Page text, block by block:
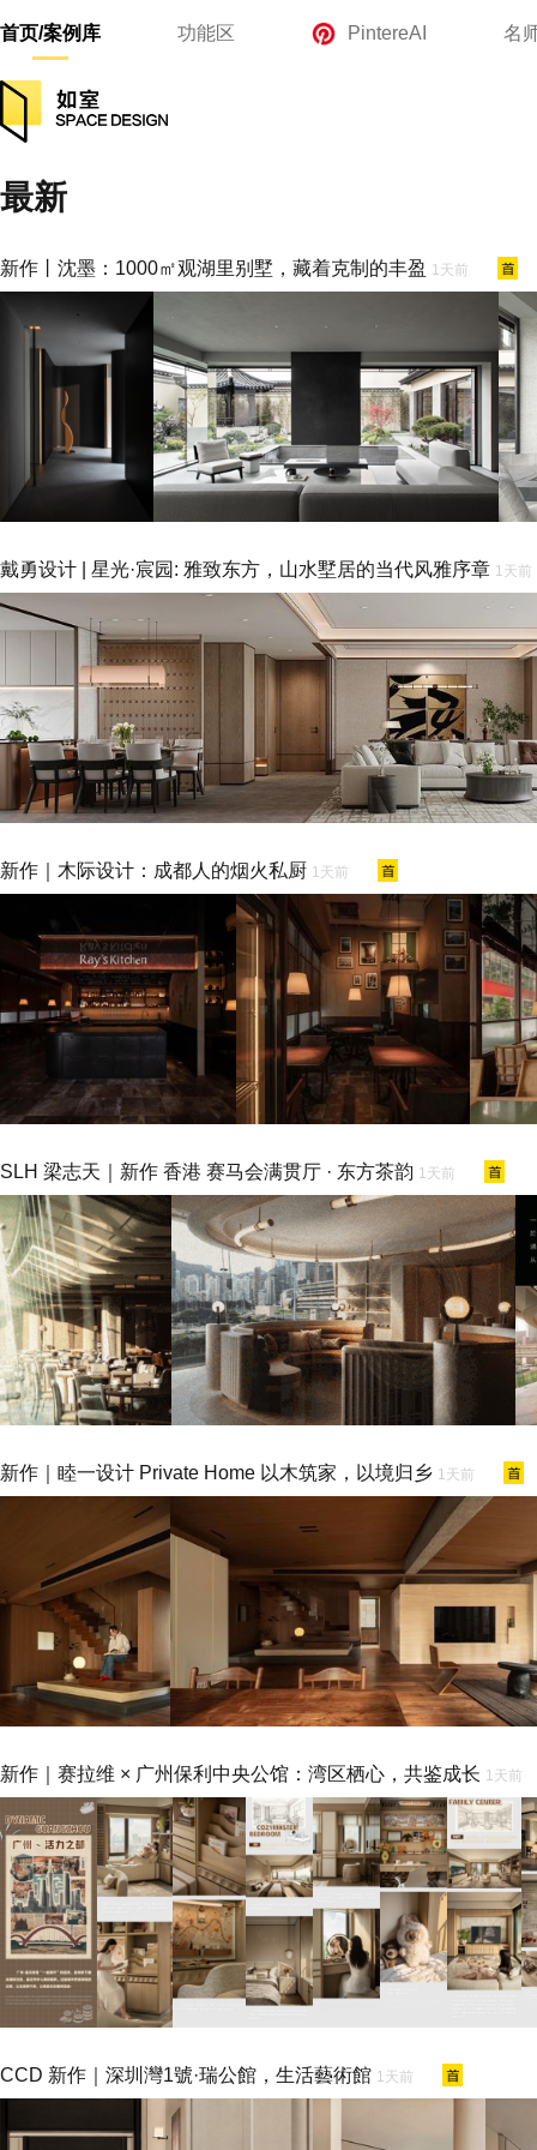
首页/案例库 功能区 PintereAI 名
最新
新作丨沈墨：1000㎡观湖里别墅，藏着克制的丰盈 1天前
戴勇设计 | 星光·宸园: 雅致东方，山水墅居的当代风雅序章 1天前
新作｜木际设计：成都人的烟火私厨 1天前
SLH 梁志天｜新作 香港 赛马会满贯厅 · 东方茶韵 1天前
新作｜睦一设计 Private Home 以木筑家，以境归乡 1天前
新作｜赛拉维 × 广州保利中央公馆：湾区栖心，共鉴成长 1天前
CCD 新作｜深圳灣1號·瑞公館，生活藝術館 1天前